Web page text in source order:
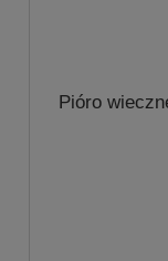
Pióro